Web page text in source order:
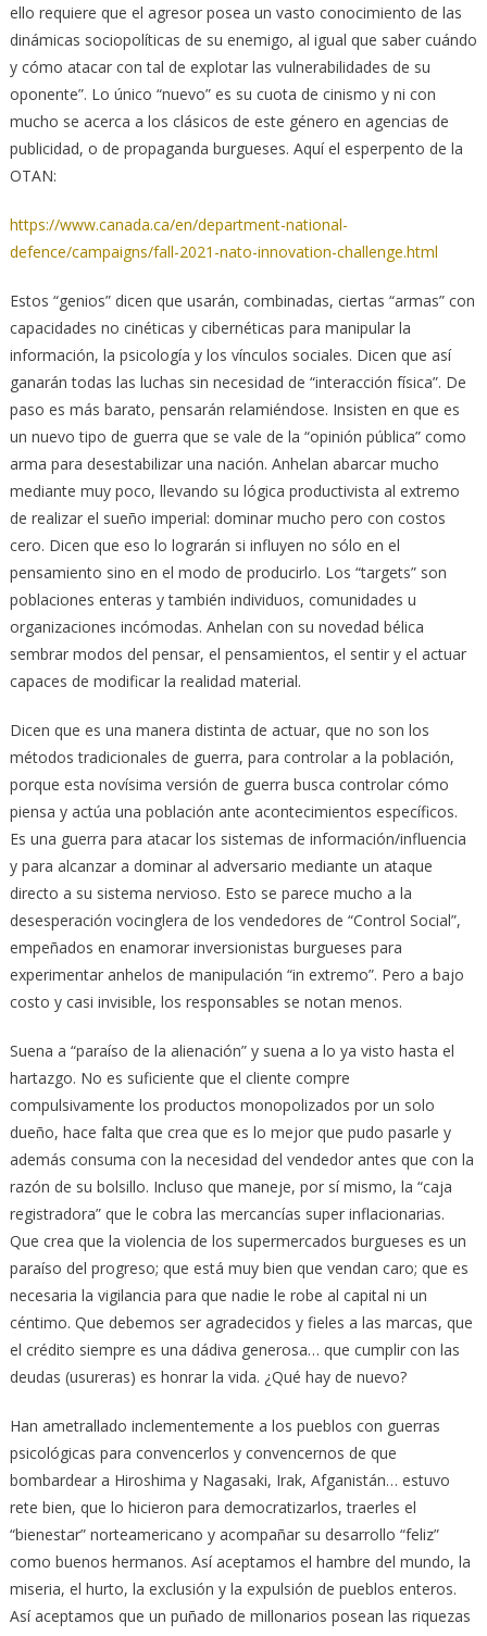
ello requiere que el agresor posea un vasto conocimiento de las
dinámicas sociopolíticas de su enemigo, al igual que saber cuándo
y cómo atacar con tal de explotar las vulnerabilidades de su
oponente”. Lo único “nuevo” es su cuota de cinismo y ni con
mucho se acerca a los clásicos de este género en agencias de
publicidad, o de propaganda burgueses. Aquí el esperpento de la
OTAN:
https://www.canada.ca/en/department-national-
defence/campaigns/fall-2021-nato-innovation-challenge.html
Estos “genios” dicen que usarán, combinadas, ciertas “armas” con
capacidades no cinéticas y cibernéticas para manipular la
información, la psicología y los vínculos sociales. Dicen que así
ganarán todas las luchas sin necesidad de “interacción física”. De
paso es más barato, pensarán relamiéndose. Insisten en que es
un nuevo tipo de guerra que se vale de la “opinión pública” como
arma para desestabilizar una nación. Anhelan abarcar mucho
mediante muy poco, llevando su lógica productivista al extremo
de realizar el sueño imperial: dominar mucho pero con costos
cero. Dicen que eso lo lograrán si influyen no sólo en el
pensamiento sino en el modo de producirlo. Los “targets” son
poblaciones enteras y también individuos, comunidades u
organizaciones incómodas. Anhelan con su novedad bélica
sembrar modos del pensar, el pensamientos, el sentir y el actuar
capaces de modificar la realidad material.
Dicen que es una manera distinta de actuar, que no son los
métodos tradicionales de guerra, para controlar a la población,
porque esta novísima versión de guerra busca controlar cómo
piensa y actúa una población ante acontecimientos específicos.
Es una guerra para atacar los sistemas de información/influencia
y para alcanzar a dominar al adversario mediante un ataque
directo a su sistema nervioso. Esto se parece mucho a la
desesperación vocinglera de los vendedores de “Control Social”,
empeñados en enamorar inversionistas burgueses para
experimentar anhelos de manipulación “in extremo”. Pero a bajo
costo y casi invisible, los responsables se notan menos.
Suena a “paraíso de la alienación” y suena a lo ya visto hasta el
hartazgo. No es suficiente que el cliente compre
compulsivamente los productos monopolizados por un solo
dueño, hace falta que crea que es lo mejor que pudo pasarle y
además consuma con la necesidad del vendedor antes que con la
razón de su bolsillo. Incluso que maneje, por sí mismo, la “caja
registradora” que le cobra las mercancías super inflacionarias.
Que crea que la violencia de los supermercados burgueses es un
paraíso del progreso; que está muy bien que vendan caro; que es
necesaria la vigilancia para que nadie le robe al capital ni un
céntimo. Que debemos ser agradecidos y fieles a las marcas, que
el crédito siempre es una dádiva generosa… que cumplir con las
deudas (usureras) es honrar la vida. ¿Qué hay de nuevo?
Han ametrallado inclementemente a los pueblos con guerras
psicológicas para convencerlos y convencernos de que
bombardear a Hiroshima y Nagasaki, Irak, Afganistán… estuvo
rete bien, que lo hicieron para democratizarlos, traerles el
“bienestar” norteamericano y acompañar su desarrollo “feliz”
como buenos hermanos. Así aceptamos el hambre del mundo, la
miseria, el hurto, la exclusión y la expulsión de pueblos enteros.
Así aceptamos que un puñado de millonarios posean las riquezas